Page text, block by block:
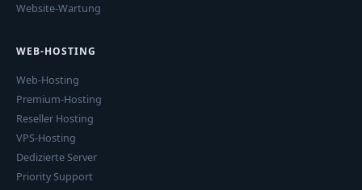
Website-Wartung
WEB-HOSTING
Web-Hosting
Premium-Hosting
Reseller Hosting
VPS-Hosting
Dedizierte Server
Priority Support